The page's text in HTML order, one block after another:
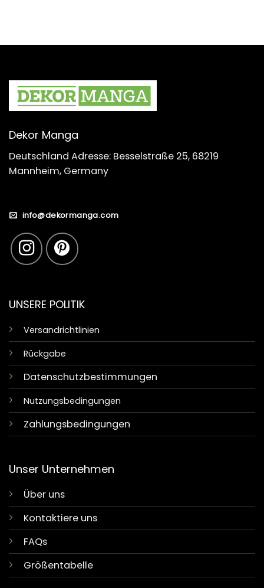
Dekor Manga
Deutschland Adresse: Besselstraße 25, 68219
Mannheim, Germany
info@dekormanga.com
UNSERE POLITIK
Versandrichtlinien
Rückgabe
Datenschutzbestimmungen
Nutzungsbedingungen
Zahlungsbedingungen
Unser Unternehmen
Über uns
Kontaktiere uns
FAQs
Größentabelle